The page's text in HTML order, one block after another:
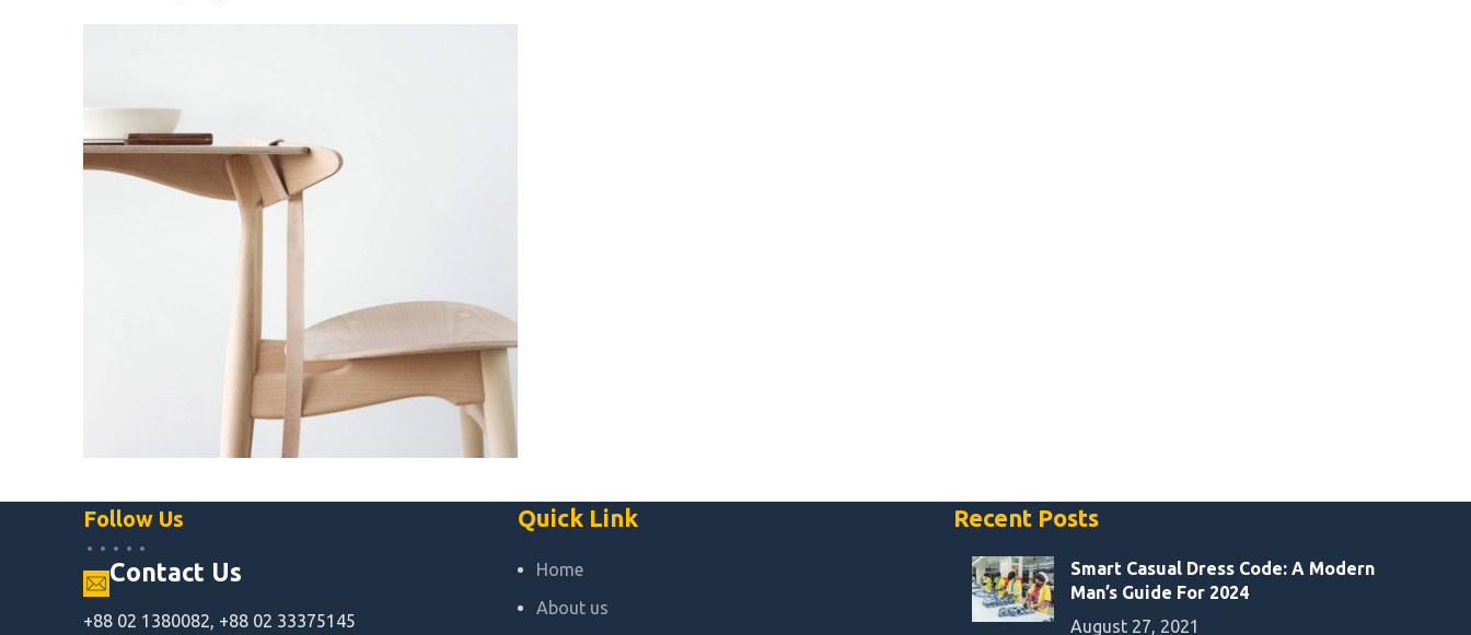
A lacus bibendum pulvinar
Follow Us
Contact Us
+88 02 1380082, +88 02 33375145
Quick Link
Home
About us
Recent Posts
Smart Casual Dress Code: A Modern
Man’s Guide For 2024
August 27, 2021